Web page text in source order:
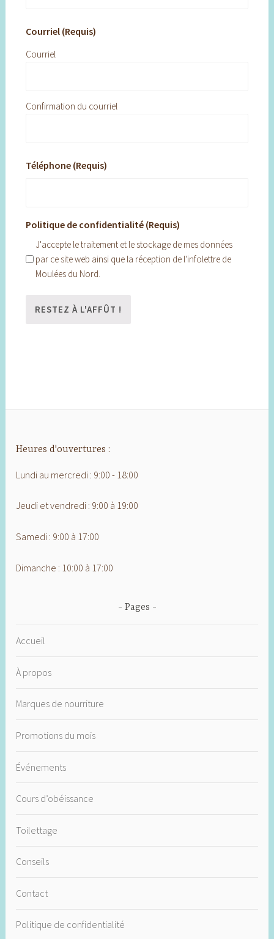
Courriel (Requis)
Courriel
Confirmation du courriel
Téléphone (Requis)
Politique de confidentialité (Requis)
J'accepte le traitement et le stockage de mes données
par ce site web ainsi que la réception de l'infolettre de
Moulées du Nord.
Heures d'ouvertures :
Lundi au mercredi : 9:00 - 18:00
Jeudi et vendredi : 9:00 à 19:00
Samedi : 9:00 à 17:00
Dimanche : 10:00 à 17:00
Pages
Accueil
À propos
Marques de nourriture
Promotions du mois
Événements
Cours d’obéissance
Toilettage
Conseils
Contact
Politique de confidentialité